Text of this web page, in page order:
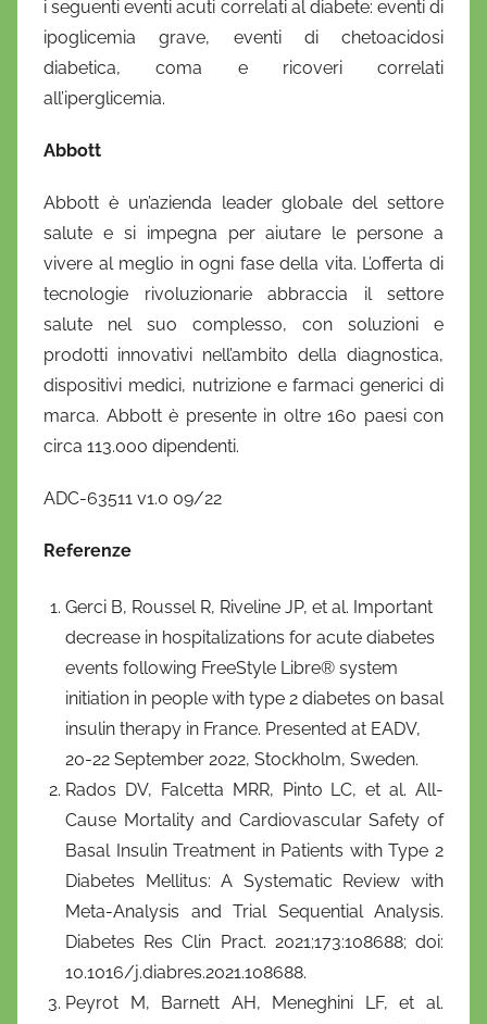
i seguenti eventi acuti correlati al diabete: eventi di
ipoglicemia grave, eventi di chetoacidosi
diabetica, coma e ricoveri correlati
all’iperglicemia.
Abbott
Abbott è un’azienda leader globale del settore
salute e si impegna per aiutare le persone a
vivere al meglio in ogni fase della vita. L’offerta di
tecnologie rivoluzionarie abbraccia il settore
salute nel suo complesso, con soluzioni e
prodotti innovativi nell’ambito della diagnostica,
dispositivi medici, nutrizione e farmaci generici di
marca. Abbott è presente in oltre 160 paesi con
circa 113.000 dipendenti.
ADC-63511 v1.0 09/22
Referenze
Gerci B, Roussel R, Riveline JP, et al. Important
decrease in hospitalizations for acute diabetes
events following FreeStyle Libre® system
initiation in people with type 2 diabetes on basal
insulin therapy in France. Presented at EADV,
20-22 September 2022, Stockholm, Sweden.
Rados DV, Falcetta MRR, Pinto LC, et al. All-
Cause Mortality and Cardiovascular Safety of
Basal Insulin Treatment in Patients with Type 2
Diabetes Mellitus: A Systematic Review with
Meta-Analysis and Trial Sequential Analysis.
Diabetes Res Clin Pract. 2021;173:108688; doi:
10.1016/j.diabres.2021.108688.
Peyrot M, Barnett AH, Meneghini LF, et al.